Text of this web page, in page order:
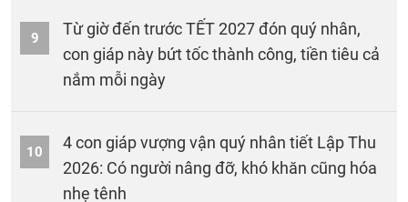
9
Từ giờ đến trước TẾT 2027 đón quý nhân,
con giáp này bứt tốc thành công, tiền tiêu cả
nắm mỗi ngày
10
4 con giáp vượng vận quý nhân tiết Lập Thu
2026: Có người nâng đỡ, khó khăn cũng hóa
nhẹ tênh